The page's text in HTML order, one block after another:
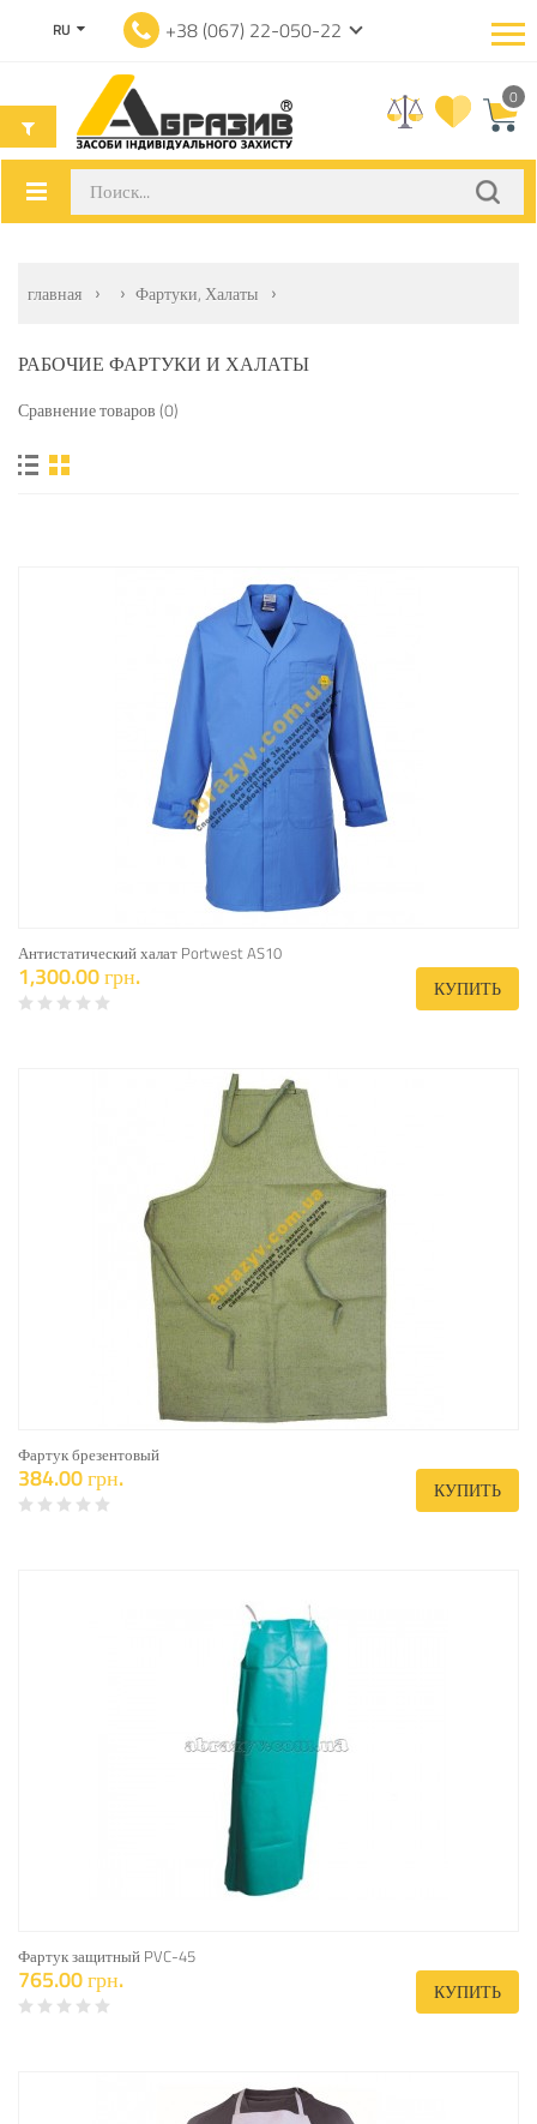
RU +38 (067) 22-050-22
0
главная Фартуки, Халаты
РАБОЧИЕ ФАРТУКИ И ХАЛАТЫ
Сравнение товаров (0)
Антистатический халат Portwest AS10
1,300.00 грн. КУПИТЬ
Фартук брезентовый
384.00 грн. КУПИТЬ
Фартук защитный PVC-45
765.00 грн. КУПИТЬ